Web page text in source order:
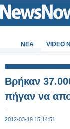
ΝΕΑ VIDEO
Βρήκαν
πήγαν να
2012-03-19 15:14:51